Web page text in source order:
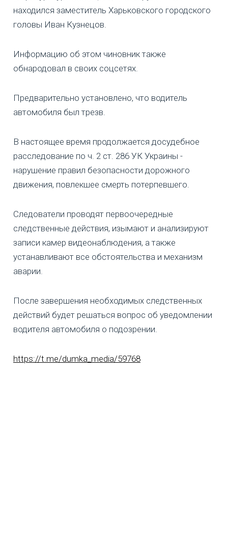
находился заместитель Харьковского городского
головы Иван Кузнецов.
Информацию об этом чиновник также
обнародовал в своих соцсетях.
Предварительно установлено, что водитель
автомобиля был трезв.
В настоящее время продолжается досудебное
расследование по ч. 2 ст. 286 УК Украины -
нарушение правил безопасности дорожного
движения, повлекшее смерть потерпевшего.
Следователи проводят первоочередные
следственные действия, изымают и анализируют
записи камер видеонаблюдения, а также
устанавливают все обстоятельства и механизм
аварии.
После завершения необходимых следственных
действий будет решаться вопрос об уведомлении
водителя автомобиля о подозрении.
https://t.me/dumka_media/59768